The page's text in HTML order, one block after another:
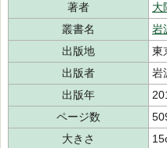
著者
大
叢書名
岩
出版地
東
出版者
岩
出版年
ページ数
大きさ